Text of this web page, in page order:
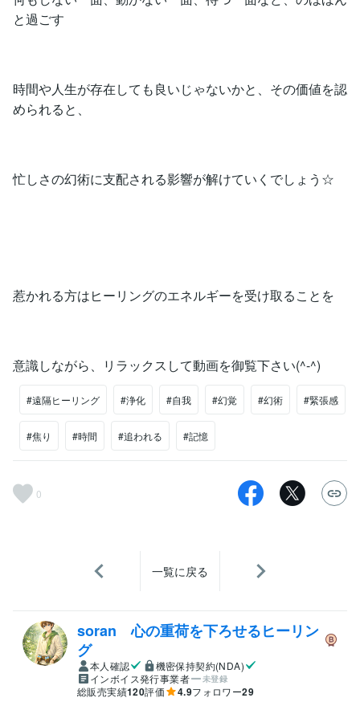
と過ごす
時間や人生が存在しても良いじゃないかと、その価値を認
められると、
忙しさの幻術に支配される影響が解けていくでしょう☆
惹かれる方はヒーリングのエネルギーを受け取ることを
意識しながら、リラックスして動画を御覧下さい(^-^)
#遠隔ヒーリング #浄化 #自我 #幻覚 #幻術 #緊張感
#焦り #時間 #追われる #記憶
0
一覧に戻る
soran 心の重荷を下ろせるヒーリン
グ
本人確認
機密保持契約(NDA)
インボイス発行事業者
未登録
総販売実績120評価 4.9フォロワー29